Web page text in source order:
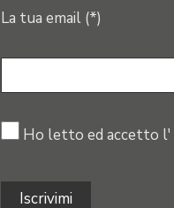
La tua email (*)
Ho letto ed accetto l'